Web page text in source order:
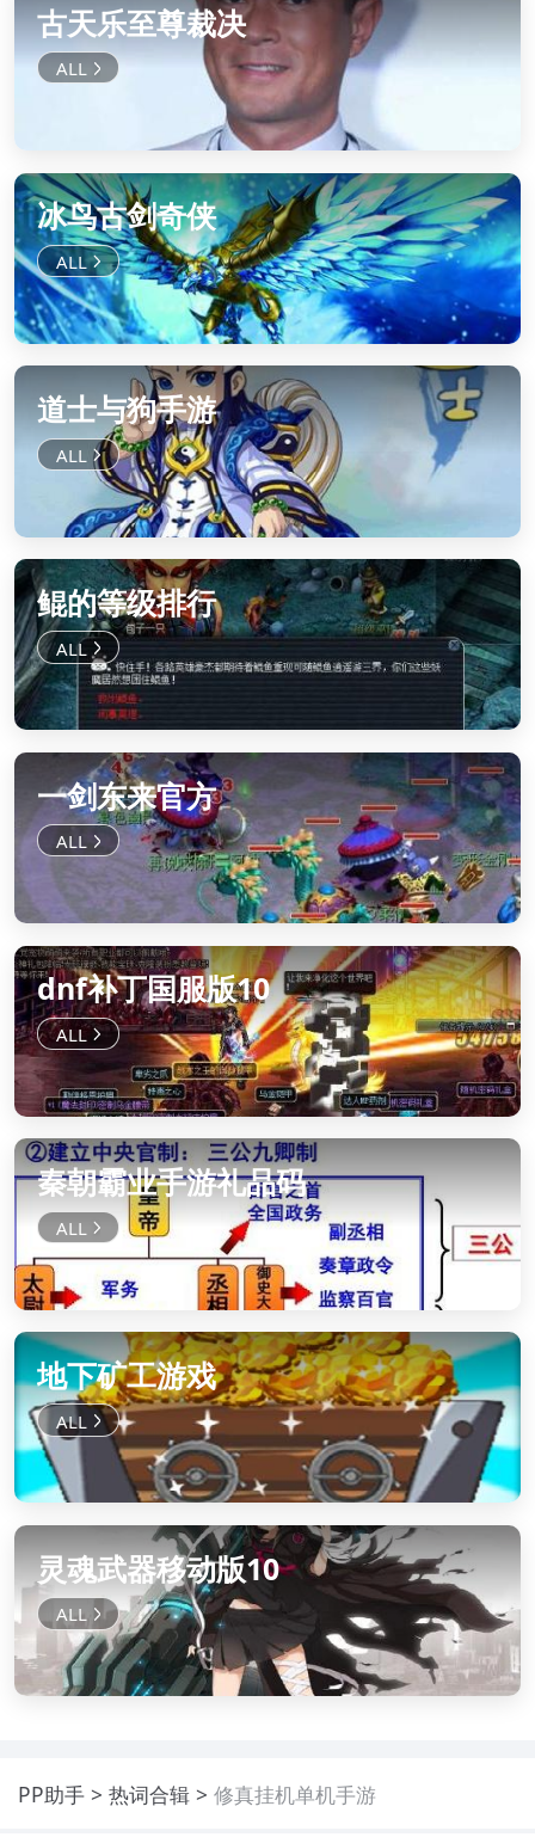
古天乐至尊裁决
冰鸟古剑奇侠
道士与狗手游
鲲的等级排行
一剑东来官方
dnf补丁国服版10
秦朝霸业手游礼品码
地下矿工游戏
灵魂武器移动版10
PP助手 热词合辑 修真挂机单机手游